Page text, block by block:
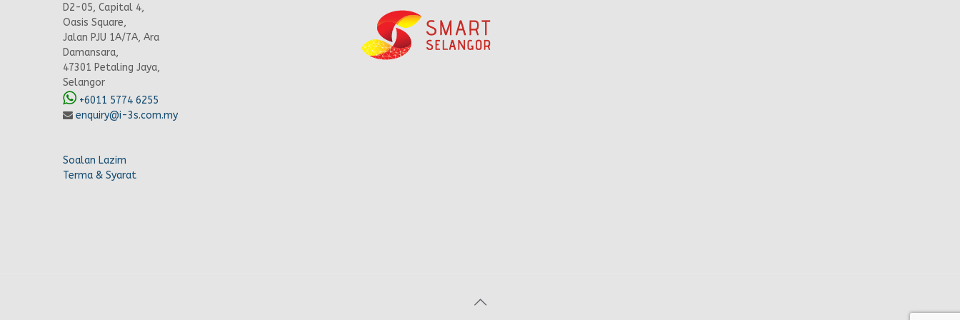
D2-05, Capital 4,
Oasis Square,
Jalan PJU 1A/7A, Ara
Damansara,
47301 Petaling Jaya,
Selangor
+6011 5774 6255
enquiry@i-3s.com.my
Soalan Lazim
Terma & Syarat